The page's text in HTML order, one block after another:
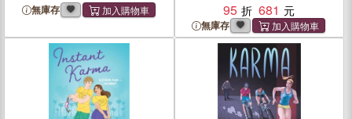
無庫存
95
681
無庫存